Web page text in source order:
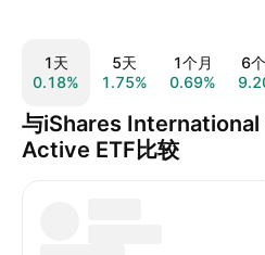
1天
0.18%
5天
1.75%
1个月
0.69%
6
与iShares
Active ETF比较